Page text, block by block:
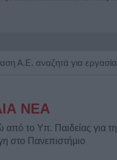
ΝΕΑ
από το Υπ. Παιδείας για τη
στο Πανεπιστήμιο